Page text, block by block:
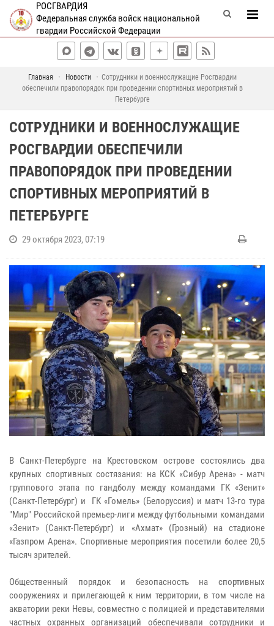
РОСГВАРДИЯ
Федеральная служба войск национальной
гвардии Российской Федерации
Главная Новости
Сотрудники и военнослужащие Росгвардии
обеспечили правопорядок при проведении спортивных мероприятий в
Петербурге
СОТРУДНИКИ И ВОЕННОСЛУЖАЩИЕ
РОСГВАРДИИ ОБЕСПЕЧИЛИ
ПРАВОПОРЯДОК ПРИ ПРОВЕДЕНИИ
СПОРТИВНЫХ МЕРОПРИЯТИЙ В
ПЕТЕРБУРГЕ
29 октября 2023, 07:19
В Санкт-Петербурге на Крестовском острове состоялись два
крупных спортивных состязания: на КСК «Сибур Арена» - матч
группового этапа по гандболу между командами ГК «Зенит»
(Санкт-Петербург) и ГК «Гомель» (Белоруссия) и матч 13-го тура
"Мир" Российской премьер-лиги между футбольными командами
«Зенит» (Санкт-Петербург) и «Ахмат» (Грозный) на стадионе
«Газпром Арена». Спортивные мероприятия посетили более 20,5
тысяч зрителей.
Общественный порядок и безопасность на спортивных
сооружениях и прилегающей к ним территории, в том числе на
акватории реки Невы, совместно с полицией и представителями
частных охранных организаций обеспечивали сотрудники и